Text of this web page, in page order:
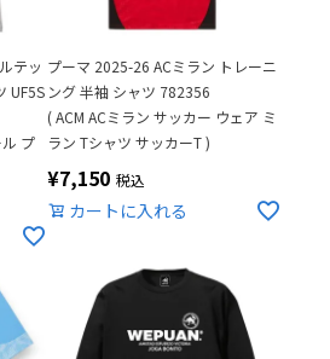
テッ
UF5S
プ
プーマ 2025-26 ACミラン トレーニ
ング 半袖 シャツ 782356
( ACM ACミラン サッカー ウェア ミ
ラン Tシャツ サッカーT )
¥7,150 税込
カートに入れる